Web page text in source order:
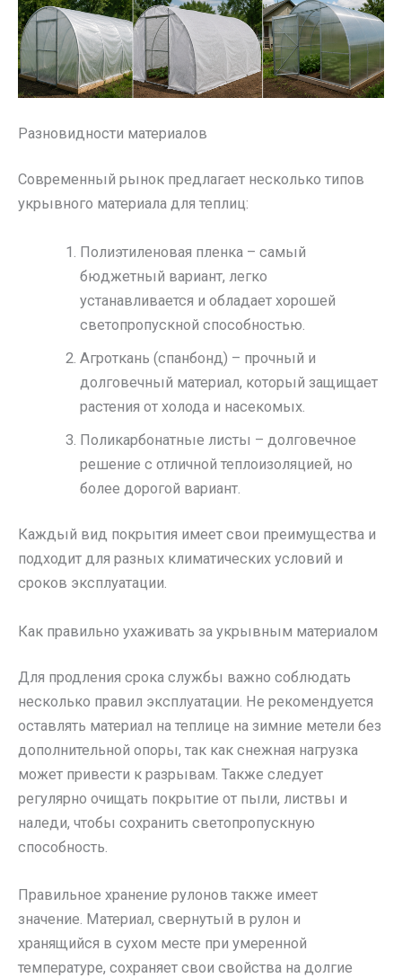
Разновидности материалов
Современный рынок предлагает несколько типов
укрывного материала для теплиц:
Полиэтиленовая пленка – самый
бюджетный вариант, легко
устанавливается и обладает хорошей
светопропускной способностью.
Агроткань (спанбонд) – прочный и
долговечный материал, который защищает
растения от холода и насекомых.
Поликарбонатные листы – долговечное
решение с отличной теплоизоляцией, но
более дорогой вариант.
Каждый вид покрытия имеет свои преимущества и
подходит для разных климатических условий и
сроков эксплуатации.
Как правильно ухаживать за укрывным материалом
Для продления срока службы важно соблюдать
несколько правил эксплуатации. Не рекомендуется
оставлять материал на теплице на зимние метели без
дополнительной опоры, так как снежная нагрузка
может привести к разрывам. Также следует
регулярно очищать покрытие от пыли, листвы и
наледи, чтобы сохранить светопропускную
способность.
Правильное хранение рулонов также имеет
значение. Материал, свернутый в рулон и
хранящийся в сухом месте при умеренной
температуре, сохраняет свои свойства на долгие